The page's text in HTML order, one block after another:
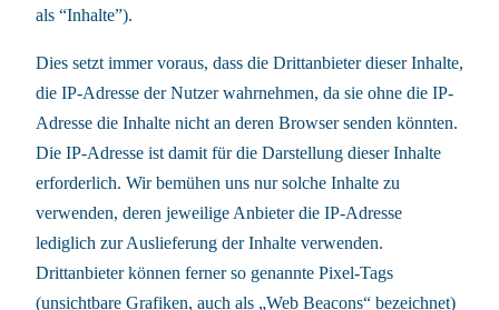
als “Inhalte”).
Dies setzt immer voraus, dass die Drittanbieter dieser Inhalte,
die IP-Adresse der Nutzer wahrnehmen, da sie ohne die IP-
Adresse die Inhalte nicht an deren Browser senden könnten.
Die IP-Adresse ist damit für die Darstellung dieser Inhalte
erforderlich. Wir bemühen uns nur solche Inhalte zu
verwenden, deren jeweilige Anbieter die IP-Adresse
lediglich zur Auslieferung der Inhalte verwenden.
Drittanbieter können ferner so genannte Pixel-Tags
(unsichtbare Grafiken, auch als „Web Beacons“ bezeichnet)